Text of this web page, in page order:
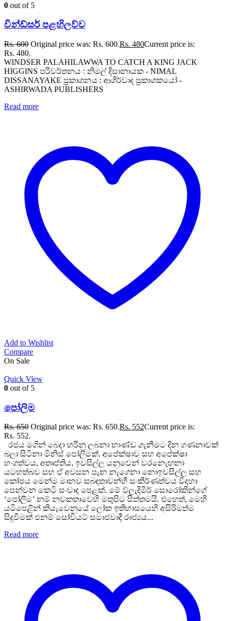
0 out of 5
වින්ඩ්සර් පළහිලව්ව
Rs.600 Original price was: Rs. 600.Rs. 480Current price is:
Rs. 480.
WINDSER PALAHILAWWA TO CATCH A KING JACK
HIGGINS පරිවර්තනය : නිමල් දිසානායක - NIMAL
DISSANAYAKE ප්‍රකාශනය : ආශිර්වාද ප්‍රකාශකයෝ -
ASHIRWADA PUBLISHERS
Read more
Add to Wishlist
Compare
On Sale
Quick View
0 out of 5
පෝලිම
Rs.650 Original price was: Rs. 650.Rs. 552Current price is:
Rs. 552.
රජය මගින් බෙදා හරිනු ලබනා භාණ්ඩ ගැනීමට දින ගණනාවක්
බලා සිටිනා මිනිස් පෝලිමක්. අපේක්ෂාව සහ අපේක්ෂා
භංගත්වය, අතෘප්තිය, ඉවසිල්ල යනුවෙන් වරනැෙඟනා
යටහත්බව සහ ඒ අවසන පැන නැගෙනා නොඉවසිල්ල සහ
කෝපය මෙන්ම මානව සබඳතාවන්හී සංකීර්ණත්වය විදහා
පෙන්වන කෙටි සංවාද පෙළක්. මේ ව්ලැදිමීර් සොරෝකින්ගේ
‘පෝලිම’ නම් නවකතාවෙහි මතුපිට සිත්තමයි. එහෙත්, මෙහි
යටිපෙළින් කියැවෙනුයේ ලෝක ඉතිහාසයෙහි අසිරිමත්ම
සිදුවීමක් එනම් සෝවියට් සමාජවාදී රාජ්‍යය...
Read more